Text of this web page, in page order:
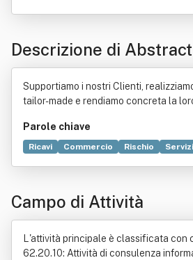
Descrizione di
Supportiamo i nostri Clienti,
tailor-made e rendiamo concreta la
Parole chiave
Ricavi Commercio Rischio
Sistema informativo aziendale
Campo di Attività
L'attività principale è classificata con
62.20.10: Attività di consulenza